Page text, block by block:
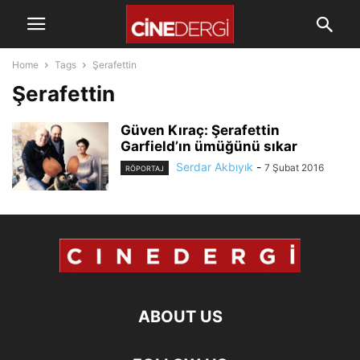
Home Tags Şerafettin
Şerafettin
Güven Kıraç: Şerafettin
Garfield’ın ümüğünü sıkar
RÖPORTAJ Serdar Akbıyık - 7 Şubat 2016
ABOUT US